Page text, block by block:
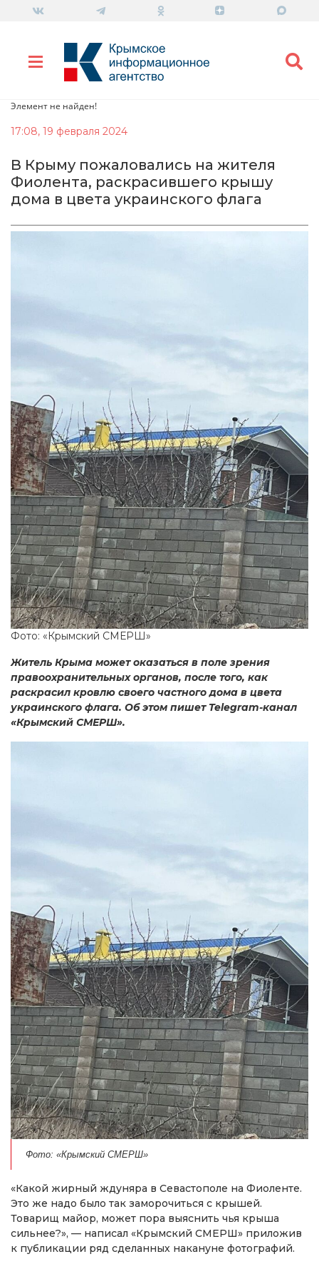
Элемент не найден!
17:08, 19 февраля 2024
В Крыму пожаловались на жителя
Фиолента, раскрасившего крышу
дома в цвета украинского флага
Фото: «Крымский СМЕРШ»
Житель Крыма может оказаться в поле зрения
правоохранительных органов, после того, как
раскрасил кровлю своего частного дома в цвета
украинского флага. Об этом пишет Telegram-канал
«Крымский СМЕРШ».
Фото: «Крымский СМЕРШ»
«Какой жирный ждуняра в Севастополе на Фиоленте.
Это же надо было так заморочиться с крышей.
Товарищ майор, может пора выяснить чья крыша
сильнее?», — написал «Крымский СМЕРШ» приложив
к публикации ряд сделанных накануне фотографий.